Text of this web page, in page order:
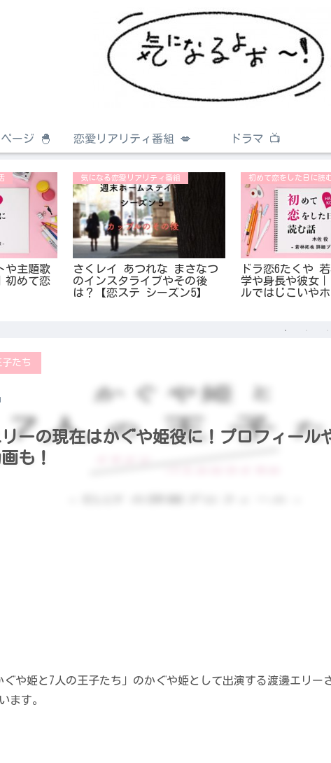
ページ 🐣 恋愛リアリティ番組 💋 ドラマ 📺
や主題歌
初めて恋
気になる恋愛リアリティ番組
さくレイ あつれな まさなつ
のインスタライブやその後
は？【恋ステ シーズン5】
初めて恋をした日に読
ドラ恋6たくや
学や身長や彼女
ルではじこいや
ーの現在はかぐや姫役に！プロフィール
も！
たち
ぐや姫と7人の王子たち」のかぐや姫として出演する渡邊エリー
ます。